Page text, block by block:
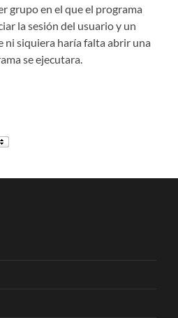
grupo en el que el programa
la sesión del usuario y un
ni siquiera haría falta abrir una
se ejecutara.